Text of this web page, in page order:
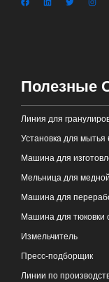
Полезные
Линия для
Установка для
Машина для
Мельница для
Машина для
Машина для тюковки
Измельчитель
Пресс-подборщик
Линии по